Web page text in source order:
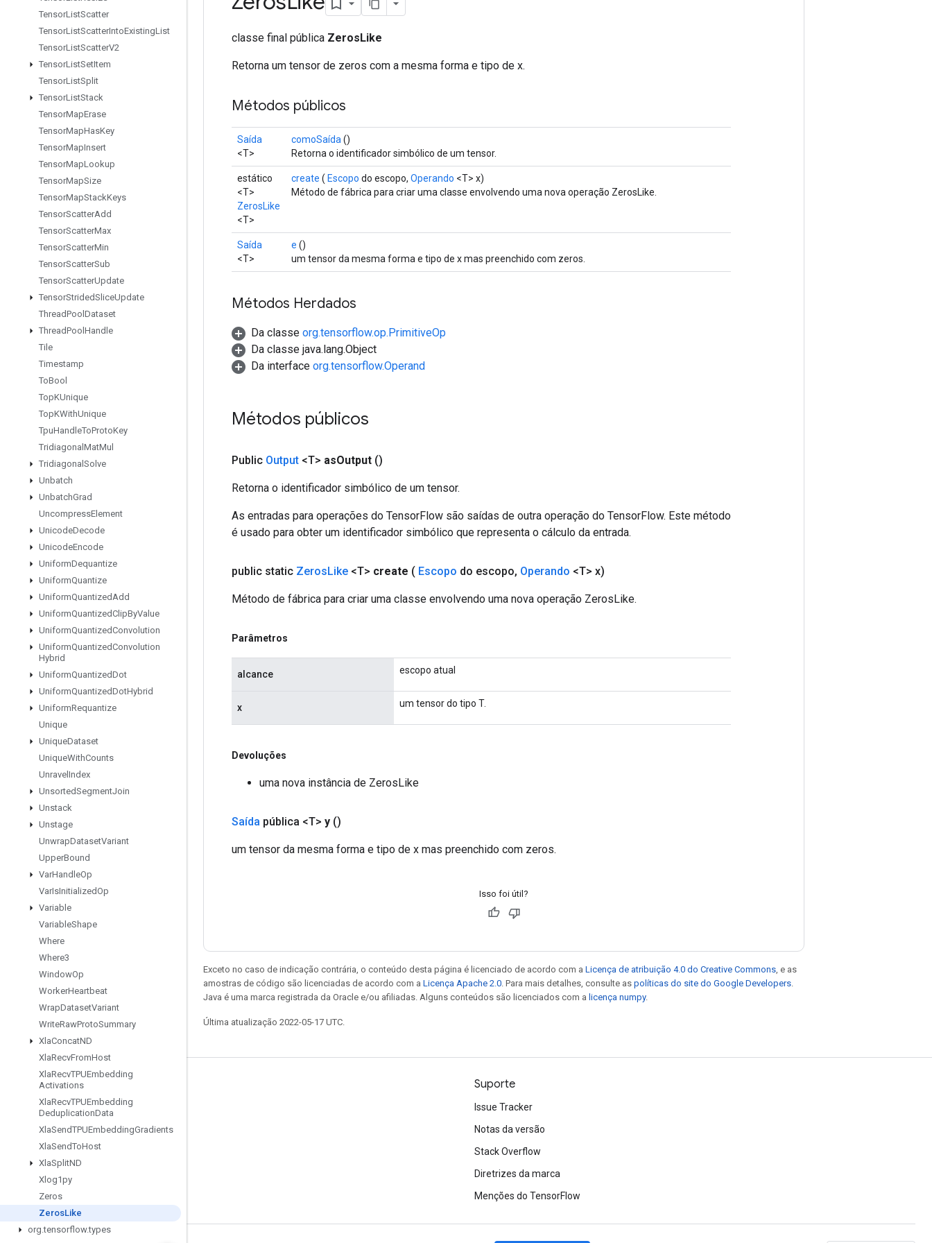
TensorListScatter
TensorListScatterIntoExistingList
TensorListScatterV2
TensorListSetItem
TensorListSplit
TensorListStack
TensorMapErase
TensorMapHasKey
TensorMapInsert
TensorMapLookup
TensorMapSize
TensorMapStackKeys
TensorScatterAdd
TensorScatterMax
TensorScatterMin
TensorScatterSub
TensorScatterUpdate
TensorStridedSliceUpdate
ThreadPool Dataset
ThreadPool Handle
Tile
Timestamp
ToBool
TopKUnique
TopKWithUnique
TpuHandleToProtoKey
Tridiagonal MatMul
Tridiagonal Solve
Unbatch
UnbatchGrad
UncompressElement
UnicodeDecode
UnicodeEncode
UniformDequantize
UniformQuantize
UniformQuantizedAdd
UniformQuantizedClipByValue
UniformQuantizedConvolution
UniformQuantizedConvolution
Hybrid
UniformQuantizedDot
UniformQuantizedDotHybrid
UniformRequantize
Unique
UniqueDataset
UniqueWithCounts
Unravel Index
UnsortedSegmentJoin
Unstack
Unstage
UnwrapDatasetVariant
UpperBound
VarHandleOp
VarIsInitializedOp
Variable
VariableShape
Where
Where3
WindowOp
WorkerHeartbeat
WrapDatasetVariant
WriteRawProtoSummary
XlaConcatND
XlaRecvFromHost
XlaRecvTPUEmbedding
Activations
XlaRecvTPUEmbedding
DeduplicationData
XlaSendTPUEmbeddingGradients
XlaSendToHost
XlaSplitND
Xlog1py
Zeros
ZerosLike
org.tensorflow.types
classe final pública ZerosLike
Retorna um tensor de zeros com a mesma forma e tipo de x.
Métodos públicos
Saída
<T>
comoSaída ()
Retorna o identificador simbólico de um tensor.
estático
<T>
ZerosLike
<T>
create ( Escopo do escopo, Operando <T> x)
Método de fábrica para criar uma classe envolvendo uma nova operação ZerosLike.
Saída
<T>
e ()
um tensor da mesma forma e tipo de x mas preenchido com zeros.
Métodos Herdados
Da classe org.tensorflow.op.PrimitiveOp
Da classe java.lang.Object
Da interface org.tensorflow.Operand
Métodos públicos
Public Output <T> asOutput ()
Retorna o identificador simbólico de um tensor.
As entradas para operações do TensorFlow são saídas de outra operação do TensorFlow. Este método
é usado para obter um identificador simbólico que representa o cálculo da entrada.
public static ZerosLike <T> create ( Escopo do escopo, Operando <T> x)
Método de fábrica para criar uma classe envolvendo uma nova operação ZerosLike.
Parâmetros
alcance escopo atual
x um tensor do tipo T.
Devoluções
uma nova instância de ZerosLike
Saída pública <T> y ()
um tensor da mesma forma e tipo de x mas preenchido com zeros.
Isso foi útil?
Exceto no caso de indicação contrária, o conteúdo desta página é licenciado de acordo com a Licença de atribuição 4.0 do Creative Commons , e as
amostras de código são licenciadas de acordo com a Licença Apache 2.0 . Para mais detalhes, consulte as políticas do site do Google Developers
Java é uma marca registrada da Oracle e/ou afiliadas. Alguns conteúdos são licenciados com a licença numpy.
Última atualização 2022-05-17 UTC.
Permanecer conectado
Fórum
GitHub
Twitter
YouTube
Suporte
Issue Tracker
Notas da versão
Stack Overflow
Diretrizes da marca
Menções do TensorFlow